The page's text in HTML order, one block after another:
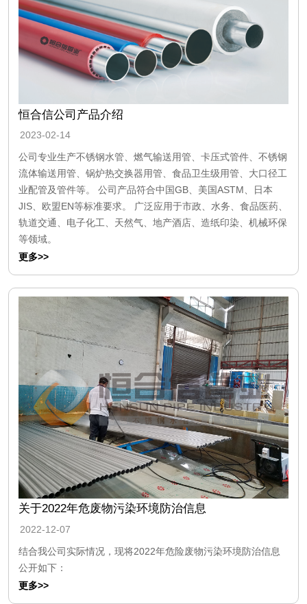
恒合信公司产品介绍
2023-02-14
公司专业生产不锈钢水管、燃气输送用管、卡压式管件、不锈钢
流体输送用管、锅炉热交换器用管、食品卫生级用管、大口径工
业配管及管件等。 公司产品符合中国GB、美国ASTM、日本
JIS、欧盟EN等标准要求。 广泛应用于市政、水务、食品医药、
轨道交通、电子化工、天然气、地产酒店、造纸印染、机械环保
等领域。
更多>>
关于2022年危废物污染环境防治信息
2022-12-07
结合我公司实际情况，现将2022年危险废物污染环境防治信息
公开如下：
更多>>